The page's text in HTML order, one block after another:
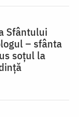
Sfântului
– sfânta
soțul la